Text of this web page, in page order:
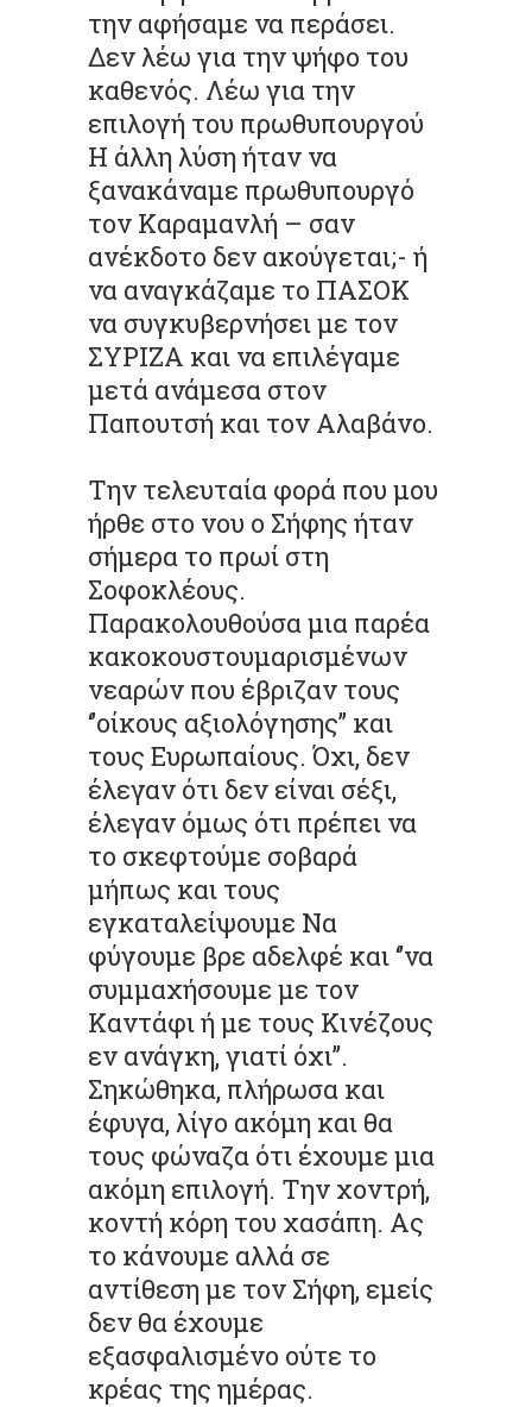
την αφήσαμε να περάσει.
Δεν λέω για την ψήφο του
καθενός. Λέω για την
επιλογή του πρωθυπουργού
Η άλλη λύση ήταν να
ξανακάναμε πρωθυπουργό
τον Καραμανλή – σαν
ανέκδοτο δεν ακούγεται;- ή
να αναγκάζαμε το ΠΑΣΟΚ
να συγκυβερνήσει με τον
ΣΥΡΙΖΑ και να επιλέγαμε
μετά ανάμεσα στον
Παπουτσή και τον Αλαβάνο.
Την τελευταία φορά που μου
ήρθε στο νου ο Σήφης ήταν
σήμερα το πρωί στη
Σοφοκλέους.
Παρακολουθούσα μια παρέα
κακοκουστουμαρισμένων
νεαρών που έβριζαν τους
‘’οίκους αξιολόγησης’’ και
τους Ευρωπαίους. Όχι, δεν
έλεγαν ότι δεν είναι σέξι,
έλεγαν όμως ότι πρέπει να
το σκεφτούμε σοβαρά
μήπως και τους
εγκαταλείψουμε Να
φύγουμε βρε αδελφέ και ‘’να
συμμαχήσουμε με τον
Καντάφι ή με τους Κινέζους
εν ανάγκη, γιατί όχι’’.
Σηκώθηκα, πλήρωσα και
έφυγα, λίγο ακόμη και θα
τους φώναζα ότι έχουμε μια
ακόμη επιλογή. Την χοντρή,
κοντή κόρη του χασάπη. Ας
το κάνουμε αλλά σε
αντίθεση με τον Σήφη, εμείς
δεν θα έχουμε
εξασφαλισμένο ούτε το
κρέας της ημέρας.